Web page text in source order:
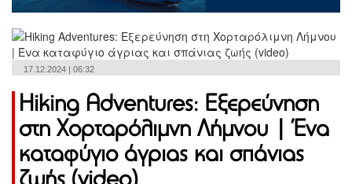
17.12.2024 | 06:32
Hiking Adventures: Εξερεύνηση
στη Χορταρόλιμνη Λήμνου | Ένα
καταφύγιο άγριας και σπάνιας